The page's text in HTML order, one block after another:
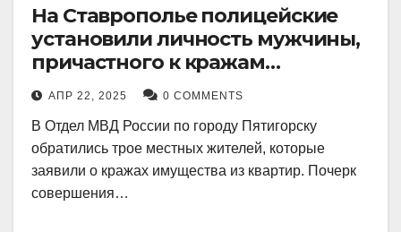
На Ставрополье полицейские
установили личность мужчины,
причастного к кражам
имущества из квартир в
Пятигорске
АПР 22, 2025 0 COMMENTS
В Отдел МВД России по городу Пятигорску
обратились трое местных жителей, которые
заявили о кражах имущества из квартир. Почерк
совершения…